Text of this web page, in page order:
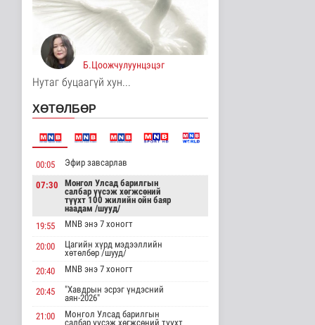
“Цааснаас чөлөөлье”
зөвлөлдөх хэлэлцүүлэг
Улс төр
4 цаг 11 минутын өмнө
4 цаг 14 минутын өмнө
ЦАГ АГААР:
Улаанбаатарт өдөртөө
32 хэм дулаан
Байгаль орчин
4 цаг 19 минутын өмнө
"Цагийн хүрд"
мэдээллийн хөтөлбөр
/2026.08.07/
4 цаг 25 минутын өмнө
Монгол Улсын Төрийн
Б.Цоожчулуунцэцэг
Нутаг буцаагүй хун...
ХӨТӨЛБӨР
00:05 Эфир завсарлав
07:30
Монгол Улсад барилгын
салбар үүсэж хөгжсөний
түүхт 100 жилийн ойн баяр
наадам /шууд/
19:55
MNB энэ 7 хоногт
20:00
Цагийн хүрд мэдээллийн
хөтөлбөр /шууд/
20:40
MNB энэ 7 хоногт
20:45
"Хавдрын эсрэг үндэсний
аян-2026"
21:00
Монгол Улсад барилгын
салбар үүсэж хөгжсөний түүхт